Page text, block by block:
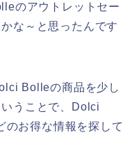
のアウトレットセー
な～と思ったんです
Bolleの商品を少し
うことで、Dolci
のお得な情報を探して